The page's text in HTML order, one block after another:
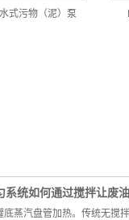
式污物（泥）泵
统如何通过搅拌让废
蒸汽盘管加热。传统无搅